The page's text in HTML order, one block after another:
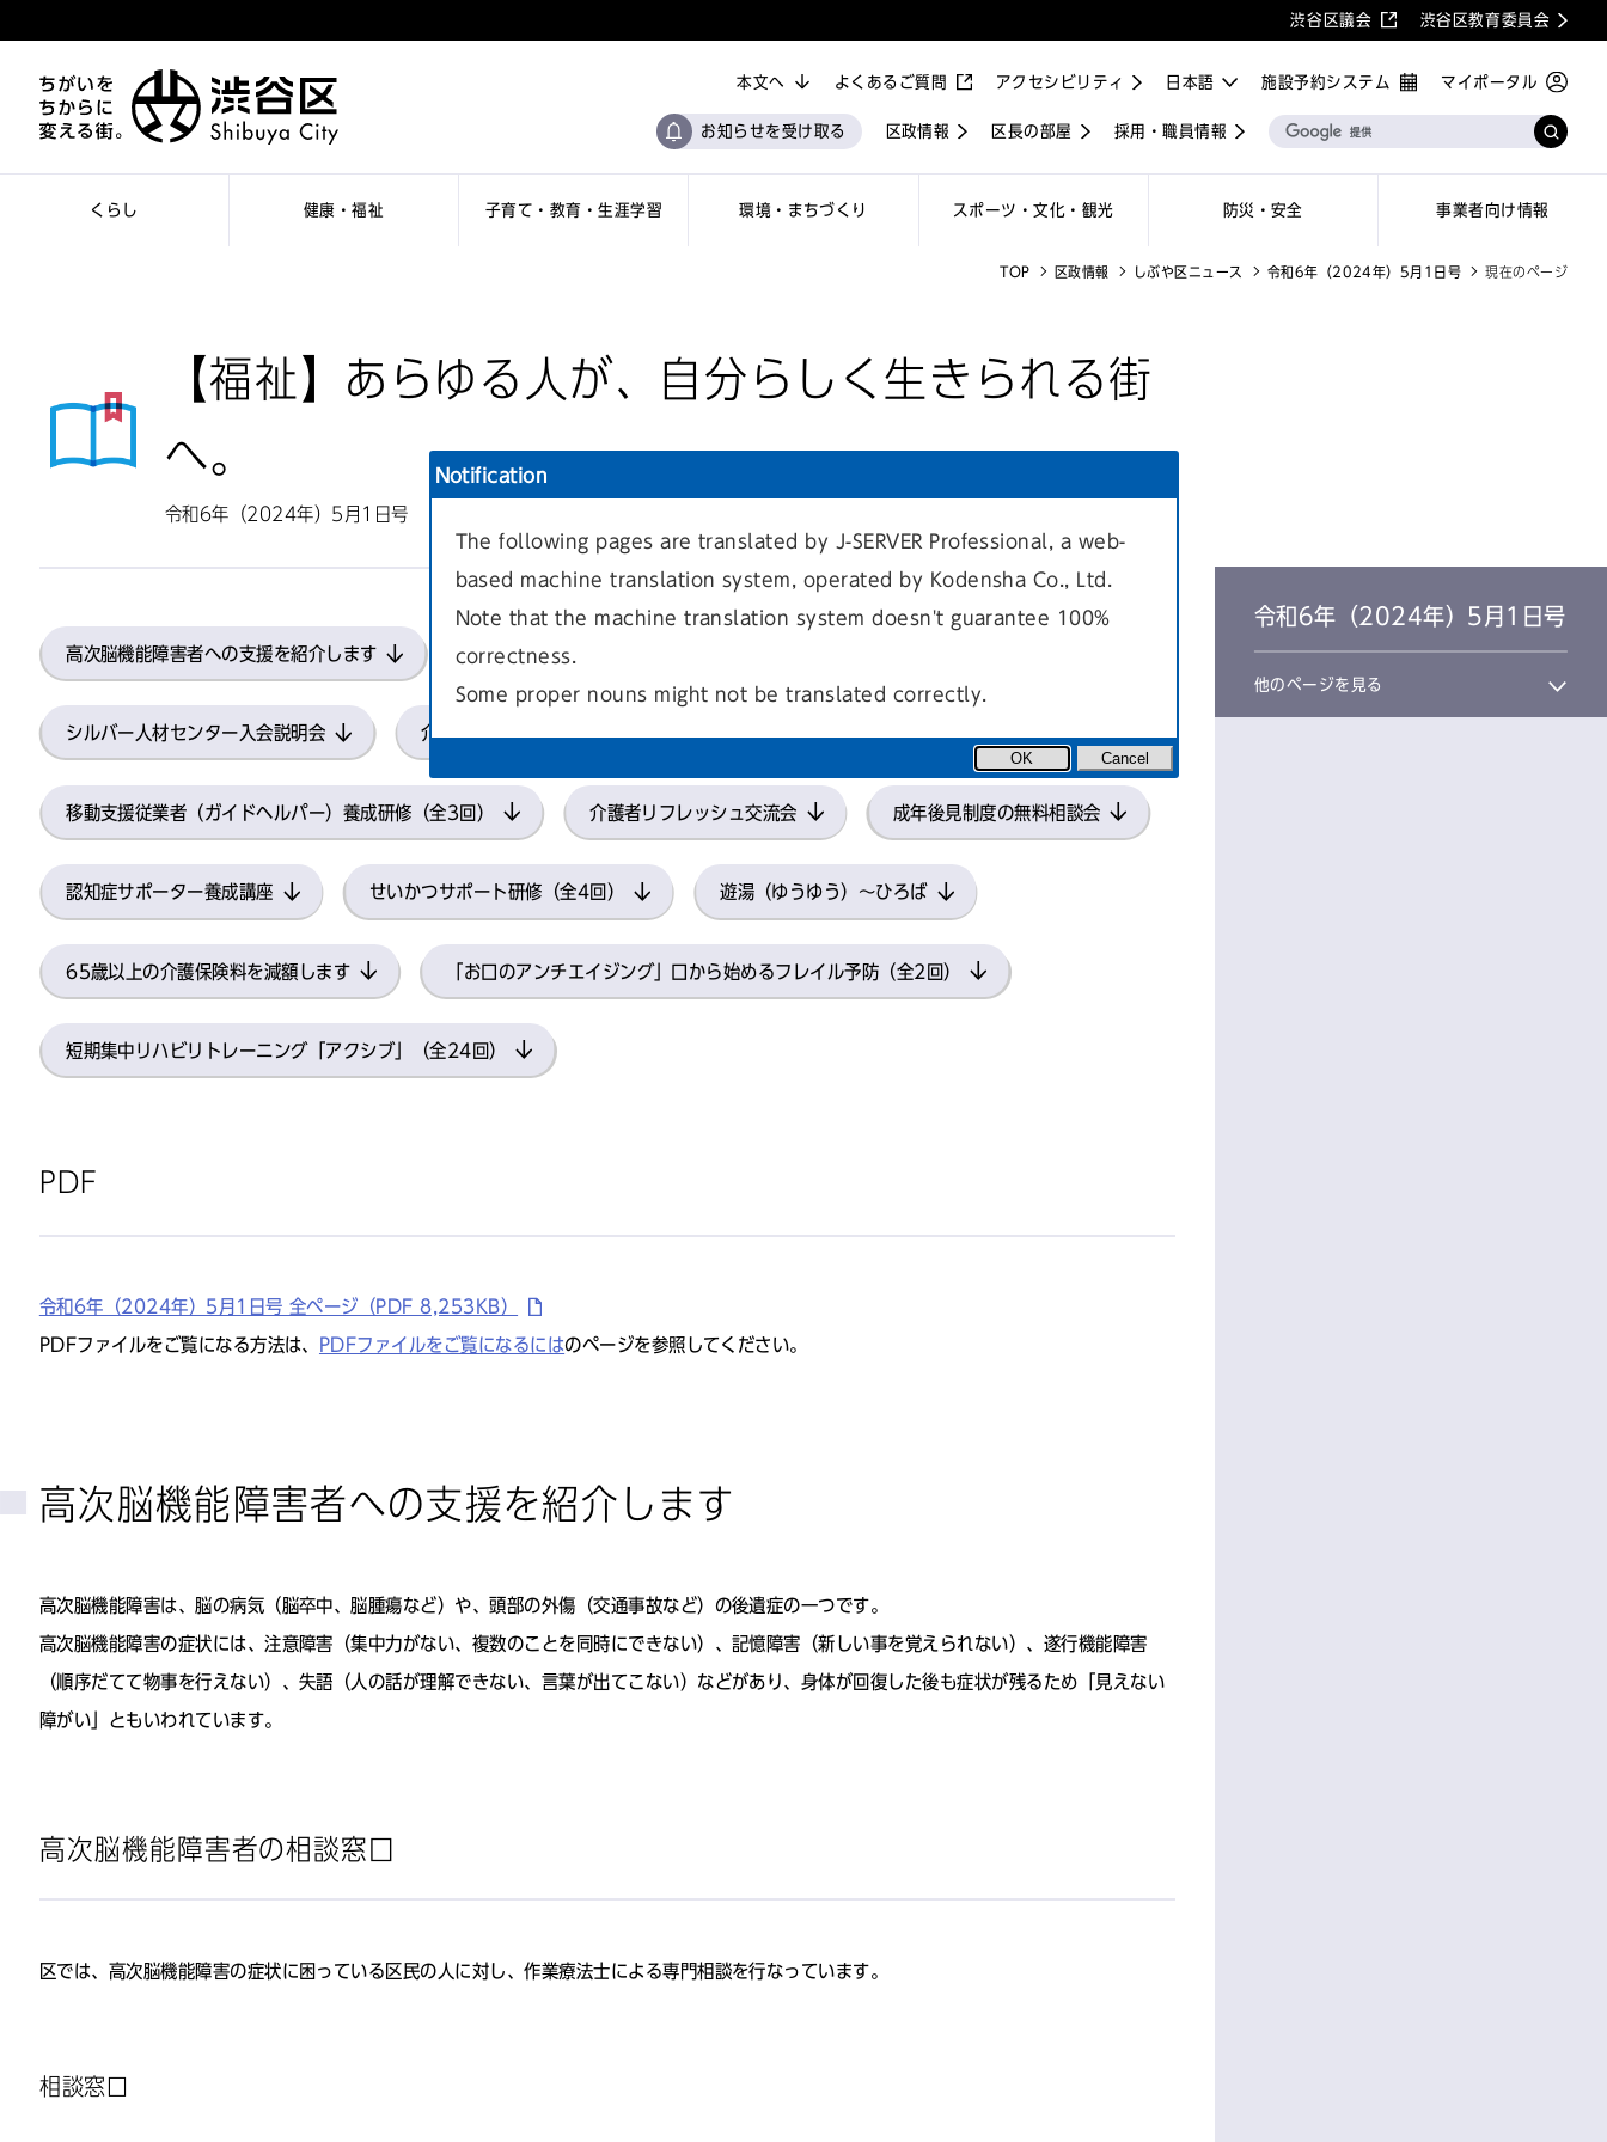
渋谷区議会 渋谷区教育委員会
くらし 健康・福祉 子育て・教育・生涯学習 環境・まちづくり スポーツ・文化・観光 防災・安全 事業者向け情報
マイポータル
施設予約システム
区政情報 区長の部屋 採用・職員情報
本文へ よくあるご質問 アクセシビリティ
お知らせを受け取る
TOP 区政情報 しぶや区ニュース 令和6年（2024年）5月1日号 現在のページ
【福祉】あらゆる人が、自分らしく生きられる街
へ。
令和6年（2024年）5月1日号
高次脳機能障害者への支援を紹介します 5月から高齢者の補聴器購入費の助成上限額を増額・所得要件を緩和します
シルバー人材センター入会説明会 介護予防のための「高齢者健康トレーニング教室」（全8回）
移動支援従業者（ガイドヘルパー）養成研修（全3回） 介護者リフレッシュ交流会 成年後見制度の無料相談会
認知症サポーター養成講座 せいかつサポート研修（全4回） 遊湯（ゆうゆう）～ひろば
65歳以上の介護保険料を減額します 「お口のアンチエイジング」口から始めるフレイル予防（全2回）
短期集中リハビリトレーニング「アクシブ」（全24回）
PDF
令和6年（2024年）5月1日号 全ページ（PDF 8,253KB）
PDFファイルをご覧になる方法は、
PDFファイルをご覧になるにはのページを参照してください。
高次脳機能障害者への支援を紹介します
高次脳機能障害は、脳の病気（脳卒中、脳腫瘍など）や、頭部の外傷（交通事故など）の後遺症の一つです。
高次脳機能障害の症状には、注意障害（集中力がない、複数のことを同時にできない）、記憶障害（新しい事を覚えられない）、遂行機能障害
（順序だてて物事を行えない）、失語（人の話が理解できない、言葉が出てこない）などがあり、身体が回復した後も症状が残るため「見えない
障がい」ともいわれています。
高次脳機能障害者の相談窓口
区では、高次脳機能障害の症状に困っている区民の人に対し、作業療法士による専門相談を行なっています。
相談窓口
令和6年（2024年）5月1日号
他のページを見る
Notification
The following pages are translated by J-SERVER Professional, a web-
based machine translation system, operated by Kodensha Co., Ltd.
Note that the machine translation system doesn't guarantee 100%
correctness.
Some proper nouns might not be translated correctly.
OK Cancel